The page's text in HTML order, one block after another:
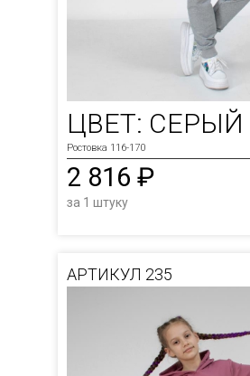
ЦВЕТ: СЕРЫЙ
Ростовка 116-170
2 816 ₽
за 1 штуку
АРТИКУЛ 235